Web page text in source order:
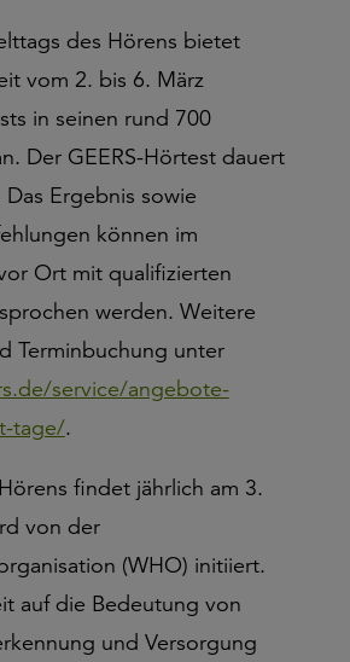
des Hörens bietet
vom 2. bis 6. März
in seinen rund 700
Der GEERS-Hörtest dauert
Ergebnis sowie
können im
Ort mit qualifizierten
werden. Weitere
Terminbuchung unter
service/angebote-
tage/.
findet jährlich am 3.
von der
(WHO) initiiert.
auf die Bedeutung von
und Versorgung